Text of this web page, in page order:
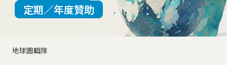
地球圖輯隊
定期／年度贊助